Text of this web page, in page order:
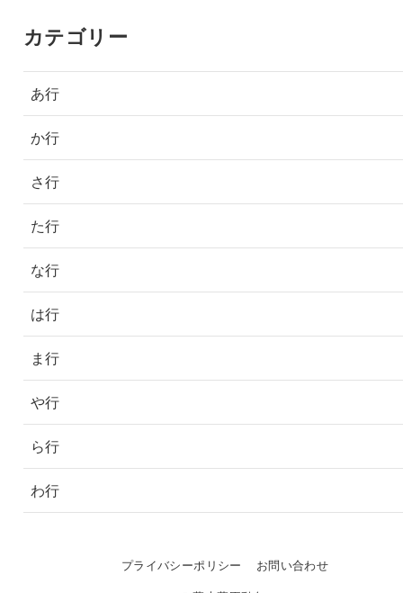
カテゴリー
あ行
か行
さ行
た行
な行
は行
ま行
や行
ら行
わ行
プライバシーポリシー
お問い合わせ